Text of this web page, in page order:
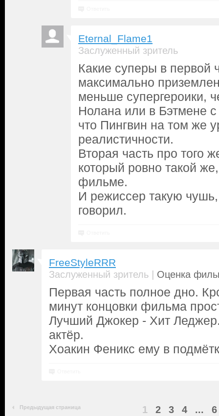
Eternal_Flame1
Заслуженный зритель
Какие суперы в первой
максимально
меньше супергероики,
Нолана или в Бэтмене
что Пингвин на том же
реалистичности.
Вторая часть про того
который ровно такой
фильме.
И режиссер такую
говорил.
FreeStyleRRR
Заслуженный зритель | Оценка
Первая часть полное дно.
минут концовки фильма
Лучший Джокер - Хит
актёр.
Хоакин Феникс ему в
Предыдущая страница 1 2 3 4 ... 6